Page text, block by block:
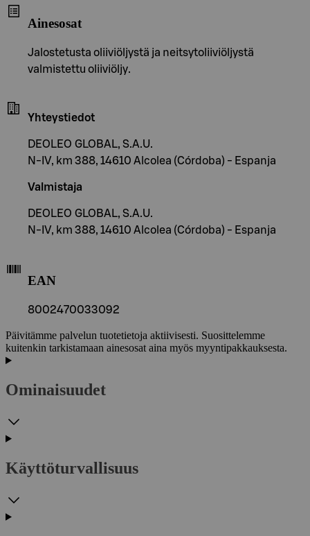
Ainesosat
Jalostetusta oliiviöljystä ja neitsytoliiviöljystä
valmistettu oliiviöljy.
Yhteystiedot
DEOLEO GLOBAL, S.A.U.
N-IV, km 388, 14610 Alcolea (Córdoba) - Espanja
Valmistaja
DEOLEO GLOBAL, S.A.U.
N-IV, km 388, 14610 Alcolea (Córdoba) - Espanja
EAN
8002470033092
Päivitämme palvelun tuotetietoja aktiivisesti. Suosittelemme
kuitenkin tarkistamaan ainesosat aina myös myyntipakkauksesta.
Ominaisuudet
Käyttöturvallisuus